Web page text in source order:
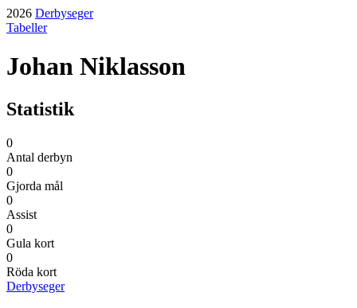
2026 Derbyseger
Tabeller
Johan Niklasson
Statistik
0
Antal derbyn
0
Gjorda mål
0
Assist
0
Gula kort
0
Röda kort
Derbyseger